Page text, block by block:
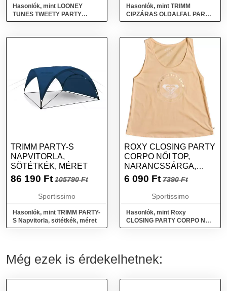
Hasonlók, mint LOONEY
TUNES TWEETY PARTY
Gyerek melegítőnadrág,
Hasonlók, mint TRIMM
CIPZÁRAS OLDALFAL PARTY
S SÁTRAKHOZ Oldalfal
TRIMM PARTY-S
NAPVITORLA,
SÖTÉTKÉK, MÉRET
86 190 Ft 105790 Ft
Sportissimo
Hasonlók, mint TRIMM PARTY-
S Napvitorla, sötétkék, méret
ROXY CLOSING PARTY
CORPO NŐI TOP,
NARANCSSÁRGA,
MÉRET
6 090 Ft 7390 Ft
Sportissimo
Hasonlók, mint Roxy
CLOSING PARTY CORPO Női
top, narancssárga, méret
Még ezek is érdekelhetnek: